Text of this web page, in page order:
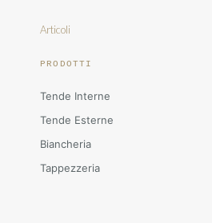
Articoli
PRODOTTI
Tende Interne
Tende Esterne
Biancheria
Tappezzeria